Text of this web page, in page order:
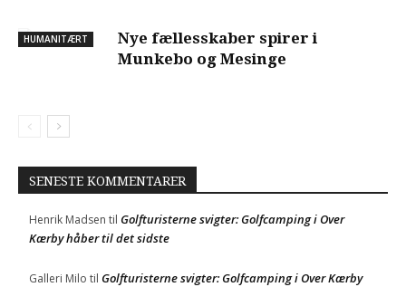
HUMANITÆRT
Nye fællesskaber spirer i
Munkebo og Mesinge
SENESTE KOMMENTARER
Henrik Madsen til Golfturisterne svigter: Golfcamping i Over
Kærby håber til det sidste
Galleri Milo til Golfturisterne svigter: Golfcamping i Over Kærby